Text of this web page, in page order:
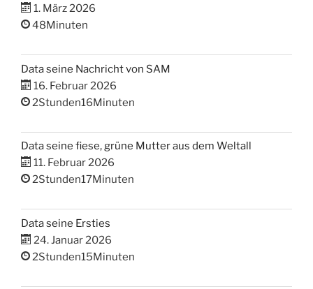
1. März 2026
48Minuten
Data seine Nachricht von SAM
16. Februar 2026
2Stunden16Minuten
Data seine fiese, grüne Mutter aus dem Weltall
11. Februar 2026
2Stunden17Minuten
Data seine Ersties
24. Januar 2026
2Stunden15Minuten